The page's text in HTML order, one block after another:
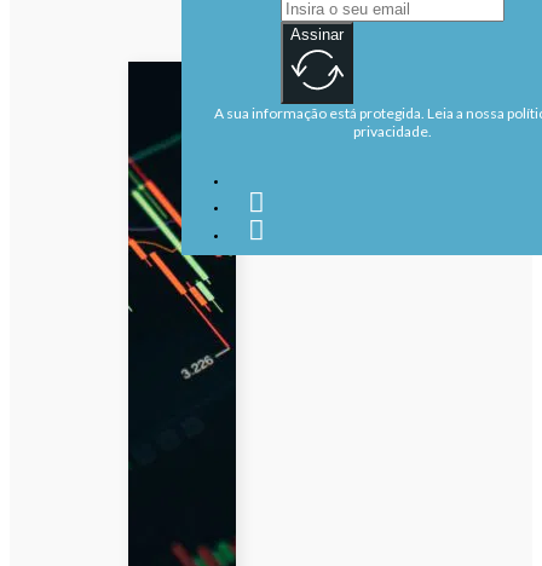
Assinar
A sua informação está protegida. Leia a nossa
privacidade.